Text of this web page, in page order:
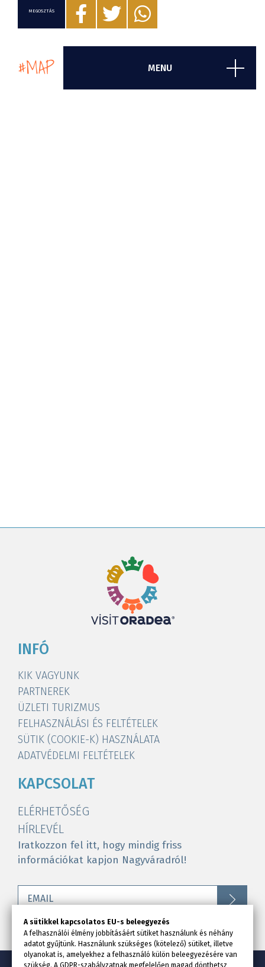
A sütikkel kapcsolatos EU-s beleegyezés
A felhasználói élmény jobbításáért sütiket használunk és néhány
adatot gyűjtünk. Használunk szükséges (kötelező) sütiket, illetve
olyanokat is, amelyekhez a felhasználó külön beleegyezésére van
szükség. A GDPR-szabályzatnak megfelelően magad dönthetsz
MEGOSZTÁS
#MAP MENU
INFÓ
KIK VAGYUNK
PARTNEREK
ÜZLETI TURIZMUS
FELHASZNÁLÁSI ÉS FELTÉTELEK
SÜTIK (COOKIE-K) HASZNÁLATA
ADATVÉDELMI FELTÉTELEK
KAPCSOLAT
ELÉRHETŐSÉG
HÍRLEVÉL
Iratkozzon fel itt, hogy mindig friss
információkat kapjon Nagyváradról!